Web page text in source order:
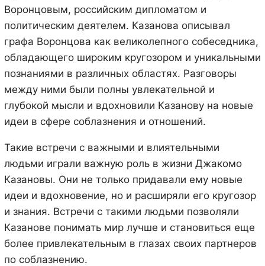
Воронцовым, российским дипломатом и
политическим деятелем. Казанова описывал
графа Воронцова как великолепного собеседника,
обладающего широким кругозором и уникальными
познаниями в различных областях. Разговоры
между ними были полны увлекательной и
глубокой мысли и вдохновили Казанову на новые
идеи в сфере соблазнения и отношений.
Такие встречи с важными и влиятельными
людьми играли важную роль в жизни Джакомо
Казановы. Они не только придавали ему новые
идеи и вдохновение, но и расширяли его кругозор
и знания. Встречи с такими людьми позволяли
Казанове понимать мир лучше и становиться еще
более привлекательным в глазах своих партнеров
по соблазнению.